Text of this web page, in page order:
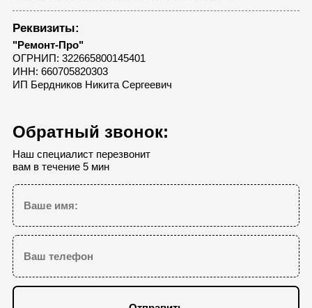
Реквизиты:
"Ремонт-Про"
ОГРНИП: 322665800145401
ИНН: 660705820303
ИП Бердников Никита Сергеевич
Обратный звонок:
Наш специалист перезвонит
вам в течение 5 мин